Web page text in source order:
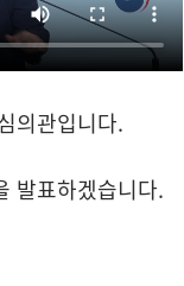
의관입니다.
발표하겠습니다.